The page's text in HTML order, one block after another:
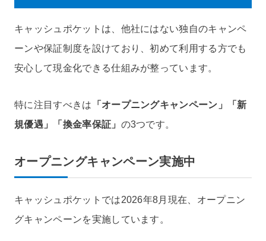
キャッシュポケットは、他社にはない独自のキャンペ
ーンや保証制度を設けており、初めて利用する方でも
安心して現金化できる仕組みが整っています。
特に注目すべきは 「オープニングキャンペーン」「新
規優遇」「換金率保証」 の3つです。
オープニングキャンペーン実施中
キャッシュポケットでは2026年8月現在、オープニン
グキャンペーンを実施しています。